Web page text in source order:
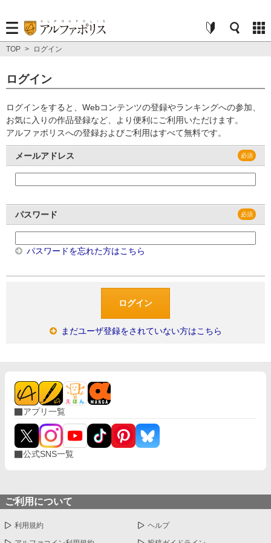
TOP > ログイン
ログイン
ログインをすると、Webコンテンツの登録やランキングへの参加、
お気に入りの作品登録など、より便利にご利用いただけます。
アルファポリスへの登録およびご利用はすべて無料です。
メールアドレス
パスワード
パスワードを忘れた方はこちら
まだユーザ登録をされていない方はこちら
アプリ一覧
公式SNS一覧
ご利用について
利用規約 ヘルプ